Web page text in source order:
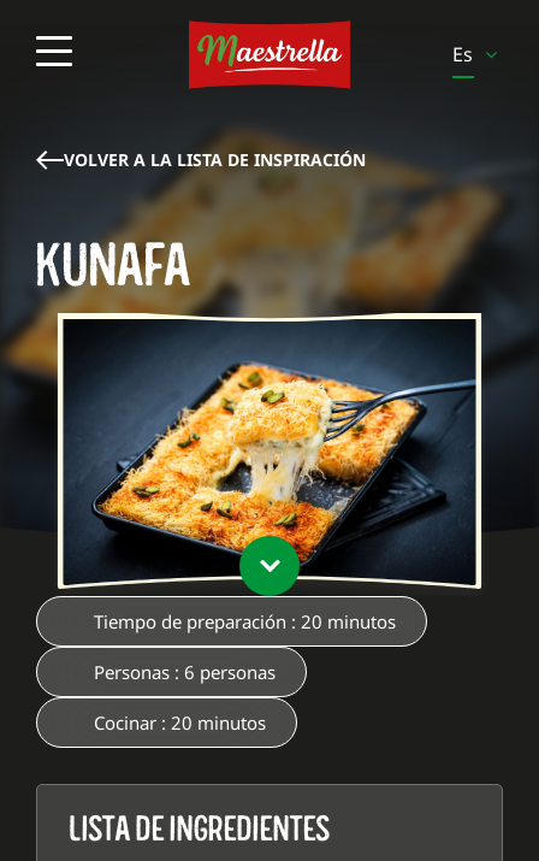
Es
Pt
Pl
Sv
Be-
Fr
VOLVER A LA LISTA DE INSPIRACIÓN
KUNAFA
Tiempo de preparación : 20 minutos
Personas : 6 personas
Cocinar : 20 minutos
LISTA DE INGREDIENTES